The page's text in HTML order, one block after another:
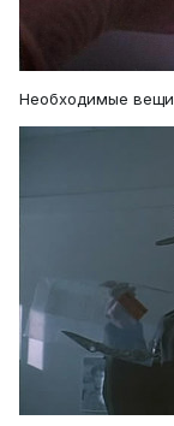
Необходимые вещи